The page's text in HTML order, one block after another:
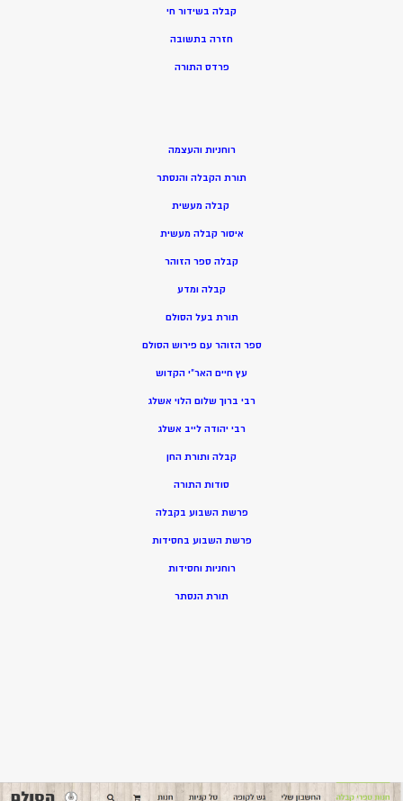
קבלה בשידור חי
חזרה בתשובה
פרדס התורה
רוחניות והעצמה
תורת הקבלה והנסתר
קבלה מעשית
איסור קבלה מעשית
קבלה ספר הזוהר
קבלה ומדע
תורת בעל הסולם
ספר הזוהר עם פירוש הסולם
עץ חיים האר”י הקדוש
רבי ברוך שלום הלוי אשלג
רבי יהודה לייב אשלג
קבלה ותורת החן
סודות התורה
פרשת השבוע בקבלה
פרשת השבוע בחסידות
רוחניות וחסידות
תורת הנסתר